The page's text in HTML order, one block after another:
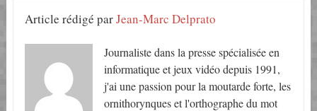
Article rédigé parJean-Marc Delprato
Journaliste dans la presse spécialisée en
informatique et jeux vidéo depuis 1991,
j'ai une passion pour la moutarde forte, les
ornithorynques et l'orthographe du mot